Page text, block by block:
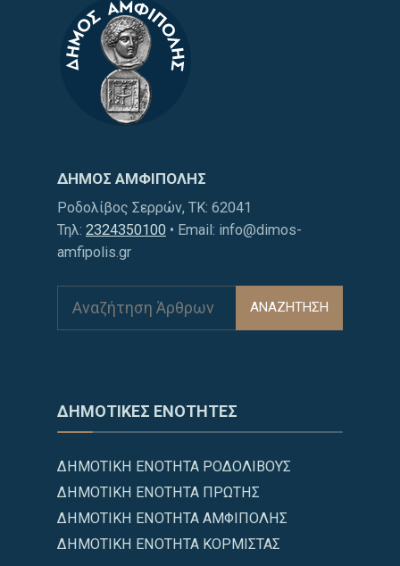
ΔΗΜΟΣ ΑΜΦΙΠΟΛΗΣ
Ροδολίβος Σερρών, ΤΚ: 62041
Τηλ: 2324350100 • Email: info@dimos-
amfipolis.gr
ΑΝΑΖΗΤΗΣΗ
ΔΗΜΟΤΙΚΕΣ ΕΝΟΤΗΤΕΣ
ΔΗΜΟΤΙΚΗ ΕΝΟΤΗΤΑ ΡΟΔΟΛΙΒΟΥΣ
ΔΗΜΟΤΙΚΗ ΕΝΟΤΗΤΑ ΠΡΩΤΗΣ
ΔΗΜΟΤΙΚΗ ΕΝΟΤΗΤΑ ΑΜΦΙΠΟΛΗΣ
ΔΗΜΟΤΙΚΗ ΕΝΟΤΗΤΑ ΚΟΡΜΙΣΤΑΣ